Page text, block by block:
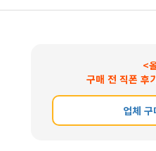
<
구매 전 직폰 후
업체 구